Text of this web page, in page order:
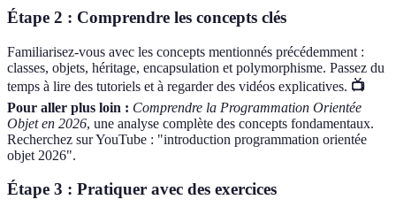
Étape 2 : Comprendre les concepts clés
Familiarisez-vous avec les concepts mentionnés précédemment :
classes, objets, héritage, encapsulation et polymorphisme. Passez du
temps à lire des tutoriels et à regarder des vidéos explicatives. 📺
Pour aller plus loin : Comprendre la Programmation Orientée
Objet en 2026, une analyse complète des concepts fondamentaux.
Recherchez sur YouTube : "introduction programmation orientée
objet 2026".
Étape 3 : Pratiquer avec des exercices